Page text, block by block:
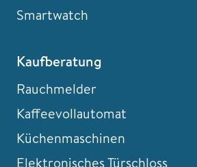
Smartwatch
Kaufberatung
Rauchmelder
Kaffeevollautomat
Küchenmaschinen
Elektronisches Türschloss